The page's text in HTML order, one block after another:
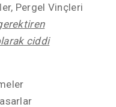
Pergel Vinçleri
ciddi